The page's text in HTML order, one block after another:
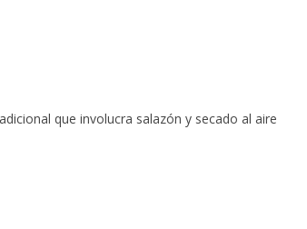
que involucra salazón y secado al aire